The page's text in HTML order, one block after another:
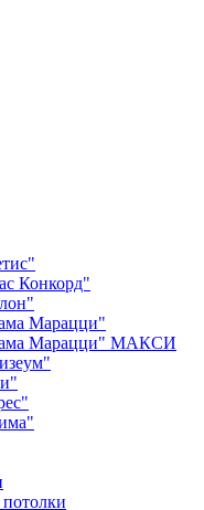
Конкорд"
Марацци"
Марацци" МАКСИ